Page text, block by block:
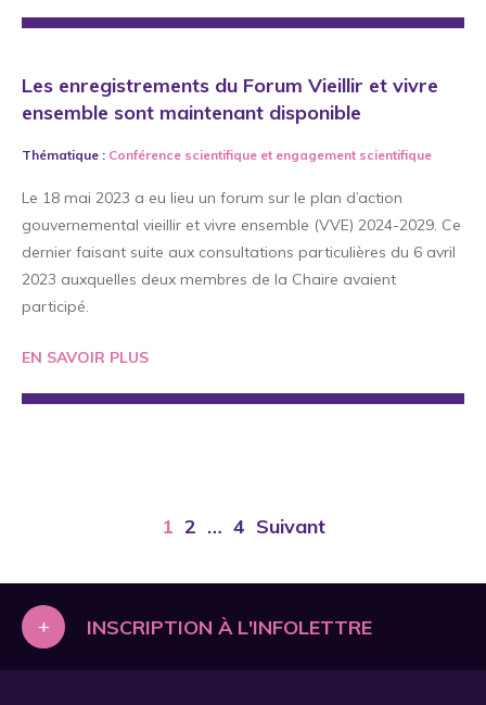
Les enregistrements du Forum Vieillir et vivre
ensemble sont maintenant disponible
Thématique : Conférence scientifique et engagement scientifique
Le 18 mai 2023 a eu lieu un forum sur le plan d’action
gouvernemental vieillir et vivre ensemble (VVE) 2024-2029. Ce
dernier faisant suite aux consultations particulières du 6 avril
2023 auxquelles deux membres de la Chaire avaient
participé.
EN SAVOIR PLUS
1 2 … 4 Suivant
+ INSCRIPTION À L'INFOLETTRE